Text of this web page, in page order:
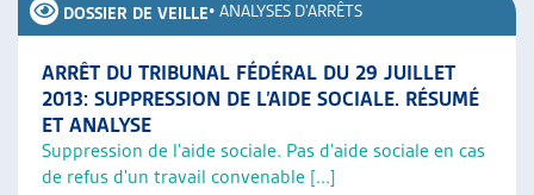
DOSSIER DE VEILLE• ANALYSES D'ARRÊTS
ARRÊT DU TRIBUNAL FÉDÉRAL DU 29 JUILLET
2013: SUPPRESSION DE L’AIDE SOCIALE. RÉSUMÉ
ET ANALYSE
Suppression de l'aide sociale. Pas d'aide sociale en cas
de refus d'un travail convenable [...]